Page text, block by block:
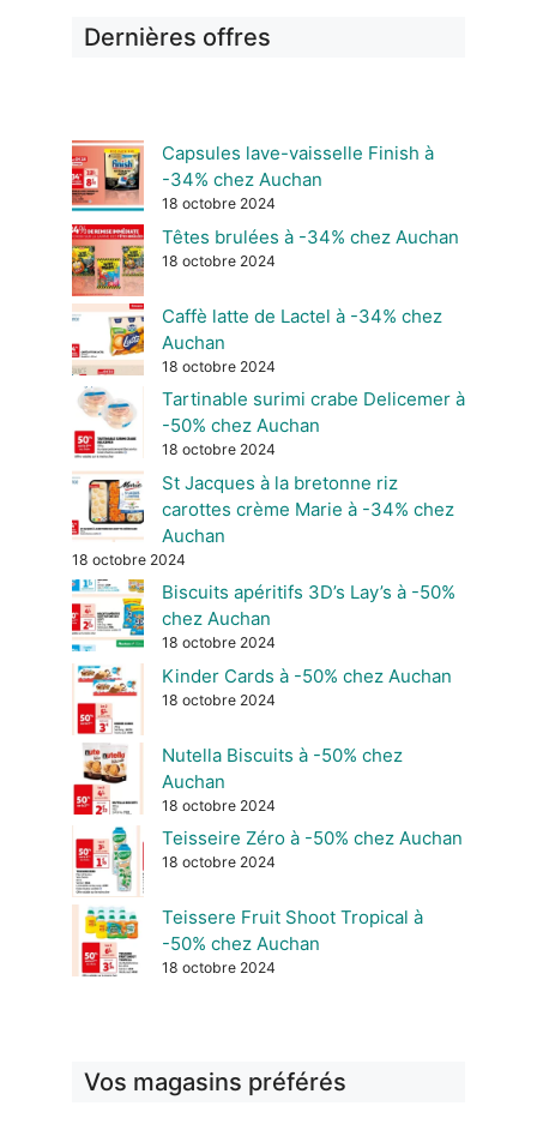
Dernières offres
Capsules lave-vaisselle Finish à
-34% chez Auchan
18 octobre 2024
Têtes brulées à -34% chez Auchan
18 octobre 2024
Caffè latte de Lactel à -34% chez
Auchan
18 octobre 2024
Tartinable surimi crabe Delicemer à
-50% chez Auchan
18 octobre 2024
St Jacques à la bretonne riz
carottes crème Marie à -34% chez
Auchan
18 octobre 2024
Biscuits apéritifs 3D’s Lay’s à -50%
chez Auchan
18 octobre 2024
Kinder Cards à -50% chez Auchan
18 octobre 2024
Nutella Biscuits à -50% chez
Auchan
18 octobre 2024
Teisseire Zéro à -50% chez Auchan
18 octobre 2024
Teissere Fruit Shoot Tropical à
-50% chez Auchan
18 octobre 2024
Vos magasins préférés